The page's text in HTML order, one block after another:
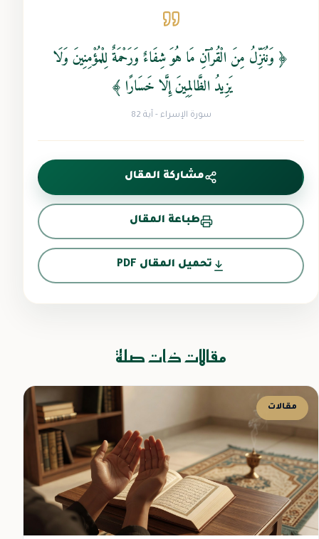
﴿ وَنُنَزِّلُ مِنَ الْقُرْآنِ مَا هُوَ شِفَاءٌ وَرَحْمَةٌ لِلْمُؤْمِنِينَ وَلَا
يَزِيدُ الظَّالِمِينَ إِلَّا خَسَارًا ﴾
سورة الإسراء - آية 82
مشاركة المقال
طباعة المقال
تحميل المقال PDF
مقالات ذات صلة
مقالات